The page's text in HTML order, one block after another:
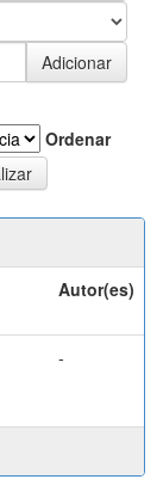
Ordenar
Autor(es)
-